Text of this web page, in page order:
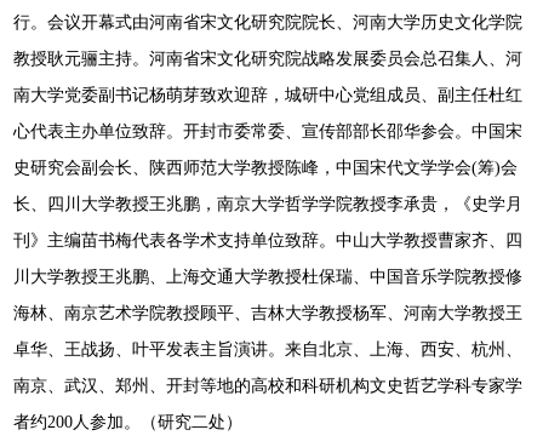
行。会议开幕式由河南省宋文化研究院院长、河南大学历史文化学院
教授耿元骊主持。河南省宋文化研究院战略发展委员会总召集人、河
南大学党委副书记杨萌芽致欢迎辞，城研中心党组成员、副主任杜红
心代表主办单位致辞。开封市委常委、宣传部部长邵华参会。中国宋
史研究会副会长、陕西师范大学教授陈峰，中国宋代文学学会(筹)会
长、四川大学教授王兆鹏，南京大学哲学学院教授李承贵，《史学月
刊》主编苗书梅代表各学术支持单位致辞。中山大学教授曹家齐、四
川大学教授王兆鹏、上海交通大学教授杜保瑞、中国音乐学院教授修
海林、南京艺术学院教授顾平、吉林大学教授杨军、河南大学教授王
卓华、王战扬、叶平发表主旨演讲。来自北京、上海、西安、杭州、
南京、武汉、郑州、开封等地的高校和科研机构文史哲艺学科专家学
者约200人参加。（研究二处）